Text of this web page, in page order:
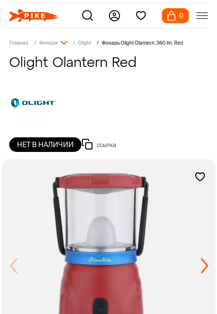
0
Главная Фонари Olight Фонарь Olight Olantern, 360 lm, Red
Olight Olantern Red
НЕТ В НАЛИЧИИ ссылка